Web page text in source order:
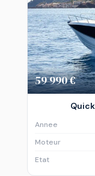
59 990 €
Annee
Moteur
Etat